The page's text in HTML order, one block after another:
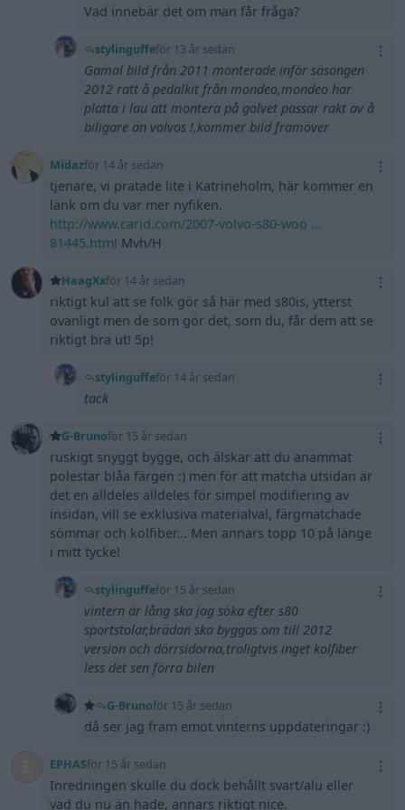
Vad innebär det om man får fråga?
stylinguffeför 13 år sedan
Gamal bild från 2011 monterade inför säsongen
2012 ratt å pedalkit från mondeo,mondeo har
platta i lau att montera på golvet passar rakt av å
biligare än volvos !,kommer bild framöver
Midazför 14 år sedan
tjenare, vi pratade lite i Katrineholm, här kommer en
länk om du var mer nyfiken.
http://www.carid.com/2007-volvo-s80-woo …
81445.html Mvh/H
HaagXxför 14 år sedan
riktigt kul att se folk gör så här med s80is, ytterst
ovanligt men de som gör det, som du, får dem att se
riktigt bra ut! 5p!
stylinguffeför 14 år sedan
tack
G-Brunoför 15 år sedan
ruskigt snyggt bygge, och älskar att du anammat
polestar blåa färgen :) men för att matcha utsidan är
det en alldeles alldeles för simpel modifiering av
insidan, vill se exklusiva materialval, färgmatchade
sömmar och kolfiber... Men annars topp 10 på länge
i mitt tycke!
stylinguffeför 15 år sedan
vintern är lång ska jag söka efter s80
sportstolar,brädan ska byggas om till 2012
version och dörrsidorna,troligtvis inget kolfiber
less det sen förra bilen
G-Brunoför 15 år sedan
då ser jag fram emot vinterns uppdateringar :)
EPHASför 15 år sedan
Inredningen skulle du dock behållt svart/alu eller
vad du nu än hade, annars riktigt nice.